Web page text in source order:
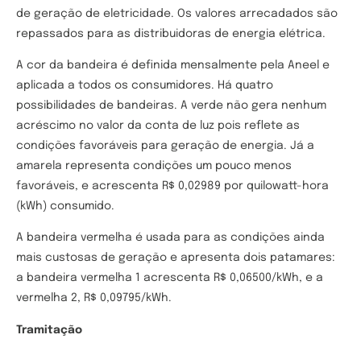
de geração de eletricidade. Os valores arrecadados são
repassados para as distribuidoras de energia elétrica.
A cor da bandeira é definida mensalmente pela Aneel e
aplicada a todos os consumidores. Há quatro
possibilidades de bandeiras. A verde não gera nenhum
acréscimo no valor da conta de luz pois reflete as
condições favoráveis para geração de energia. Já a
amarela representa condições um pouco menos
favoráveis, e acrescenta R$ 0,02989 por quilowatt-hora
(kWh) consumido.
A bandeira vermelha é usada para as condições ainda
mais custosas de geração e apresenta dois patamares:
a bandeira vermelha 1 acrescenta R$ 0,06500/kWh, e a
vermelha 2, R$ 0,09795/kWh.
Tramitação